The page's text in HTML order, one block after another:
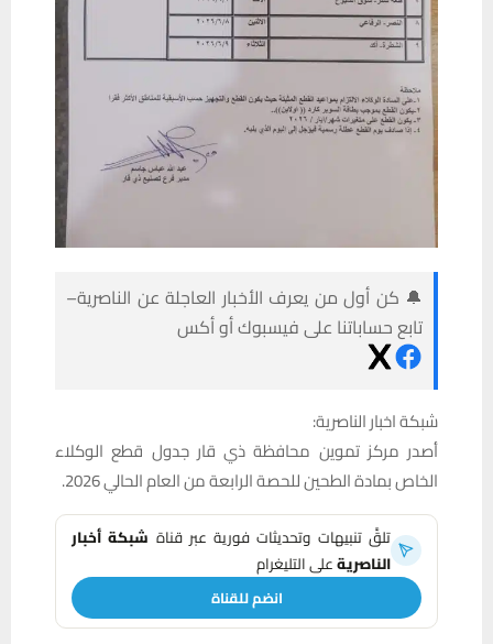
🔔 كن أول من يعرف الأخبار العاجلة عن الناصرية–
تابع حساباتنا على فيسبوك أو أكس
شبكة اخبار الناصرية:
أصدر مركز تموين محافظة ذي قار جدول قطع الوكلاء
الخاص بمادة الطحين للحصة الرابعة من العام الحالي 2026.
تلقَّ تنبيهات وتحديثات فورية عبر قناة شبكة أخبار
الناصريةعلى التليغرام
انضم للقناة